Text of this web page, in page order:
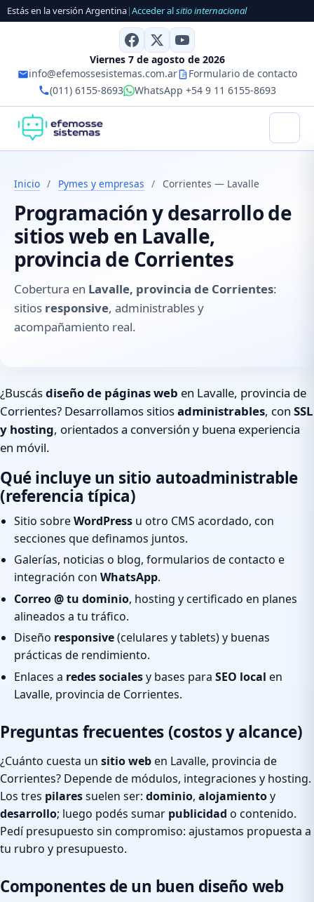
Estás en la versión Argentina|Acceder alsitio internacional
Viernes 7 de agosto de 2026
info@efemossesistemas.com.ar
Formulario de contacto
(011) 6155-8693
WhatsApp +54 9 11 6155-8693
Inicio / Pymes y empresas / Corrientes — Lavalle
Programación y desarrollo de
sitios web en Lavalle,
provincia de Corrientes
Cobertura en Lavalle, provincia de Corrientes:
sitios responsive, administrables y
acompañamiento real.
¿Buscásdiseño de páginas web en Lavalle, provincia de
Corrientes? Desarrollamos sitiosadministrables, con SSL
y hosting, orientados a conversión y buena experiencia
en móvil.
Qué incluye un sitio autoadministrable
(referencia típica)
Sitio sobreWordPress u otro CMS acordado, con
secciones que definamos juntos.
Galerías, noticias o blog, formularios de contacto e
integración con WhatsApp.
Correo @ tu dominio, hosting y certificado en planes
alineados a tu tráfico.
Diseño responsive(celulares y tablets) y buenas
prácticas de rendimiento.
Enlaces a redes socialesy bases para SEO local en
Lavalle, provincia de Corrientes.
Preguntas frecuentes (costos y alcance)
¿Cuánto cuesta un sitio weben Lavalle, provincia de
Corrientes? Depende de módulos, integraciones y hosting.
Los tres pilaressuelen ser: dominio, alojamientoy
desarrollo; luego podés sumar publicidad o contenido.
Pedí presupuesto sin compromiso: ajustamos propuesta a
tu rubro y presupuesto.
Componentes de un buen diseño web